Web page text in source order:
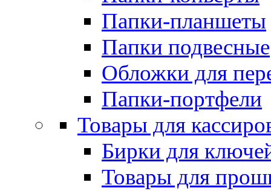
Папки-планшеты
Папки подвесные
Обложки для
Папки-портфели
Товары для
Бирки для
Товары для